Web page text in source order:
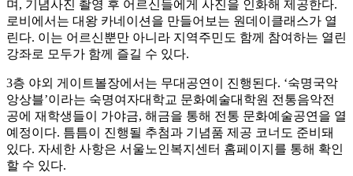
며, 기념사진 촬영 후 어르신들에게 사진을 인화해 제공한다.
로비에서는 대왕 카네이션을 만들어보는 원데이클래스가 열
린다. 이는 어르신뿐만 아니라 지역주민도 함께 참여하는 열린
강좌로 모두가 함께 즐길 수 있다.
3층 야외 게이트볼장에서는 무대공연이 진행된다. ‘숙명국악
앙상블’이라는 숙명여자대학교 문화예술대학원 전통음악전
공에 재학생들이 가야금, 해금을 통해 전통 문화예술공연을 열
예정이다. 틈틈이 진행될 추첨과 기념품 제공 코너도 준비돼
있다. 자세한 사항은 서울노인복지센터 홈페이지를 통해 확인
할 수 있다.